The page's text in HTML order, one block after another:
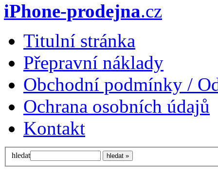
iPhone-prodejna.cz
Titulní stránka
Přepravní náklady
Obchodní podmínky /
Ochrana osobních údajů
Kontakt
hledat